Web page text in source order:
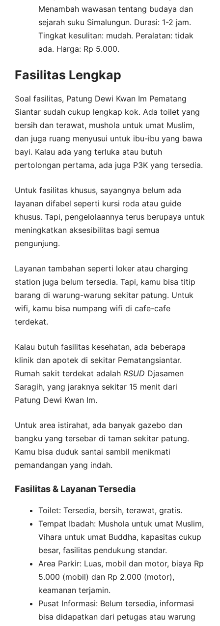
Menambah wawasan tentang budaya dan
sejarah suku Simalungun. Durasi: 1-2 jam.
Tingkat kesulitan: mudah. Peralatan: tidak
ada. Harga: Rp 5.000.
Fasilitas Lengkap
Soal fasilitas, Patung Dewi Kwan Im Pematang
Siantar sudah cukup lengkap kok. Ada toilet yang
bersih dan terawat, mushola untuk umat Muslim,
dan juga ruang menyusui untuk ibu-ibu yang bawa
bayi. Kalau ada yang terluka atau butuh
pertolongan pertama, ada juga P3K yang tersedia.
Untuk fasilitas khusus, sayangnya belum ada
layanan difabel seperti kursi roda atau guide
khusus. Tapi, pengelolaannya terus berupaya untuk
meningkatkan aksesibilitas bagi semua
pengunjung.
Layanan tambahan seperti loker atau charging
station juga belum tersedia. Tapi, kamu bisa titip
barang di warung-warung sekitar patung. Untuk
wifi, kamu bisa numpang wifi di cafe-cafe
terdekat.
Kalau butuh fasilitas kesehatan, ada beberapa
klinik dan apotek di sekitar Pematangsiantar.
Rumah sakit terdekat adalah RSUD Djasamen
Saragih, yang jaraknya sekitar 15 menit dari
Patung Dewi Kwan Im.
Untuk area istirahat, ada banyak gazebo dan
bangku yang tersebar di taman sekitar patung.
Kamu bisa duduk santai sambil menikmati
pemandangan yang indah.
Fasilitas & Layanan Tersedia
Toilet: Tersedia, bersih, terawat, gratis.
Tempat Ibadah: Mushola untuk umat Muslim,
Vihara untuk umat Buddha, kapasitas cukup
besar, fasilitas pendukung standar.
Area Parkir: Luas, mobil dan motor, biaya Rp
5.000 (mobil) dan Rp 2.000 (motor),
keamanan terjamin.
Pusat Informasi: Belum tersedia, informasi
bisa didapatkan dari petugas atau warung